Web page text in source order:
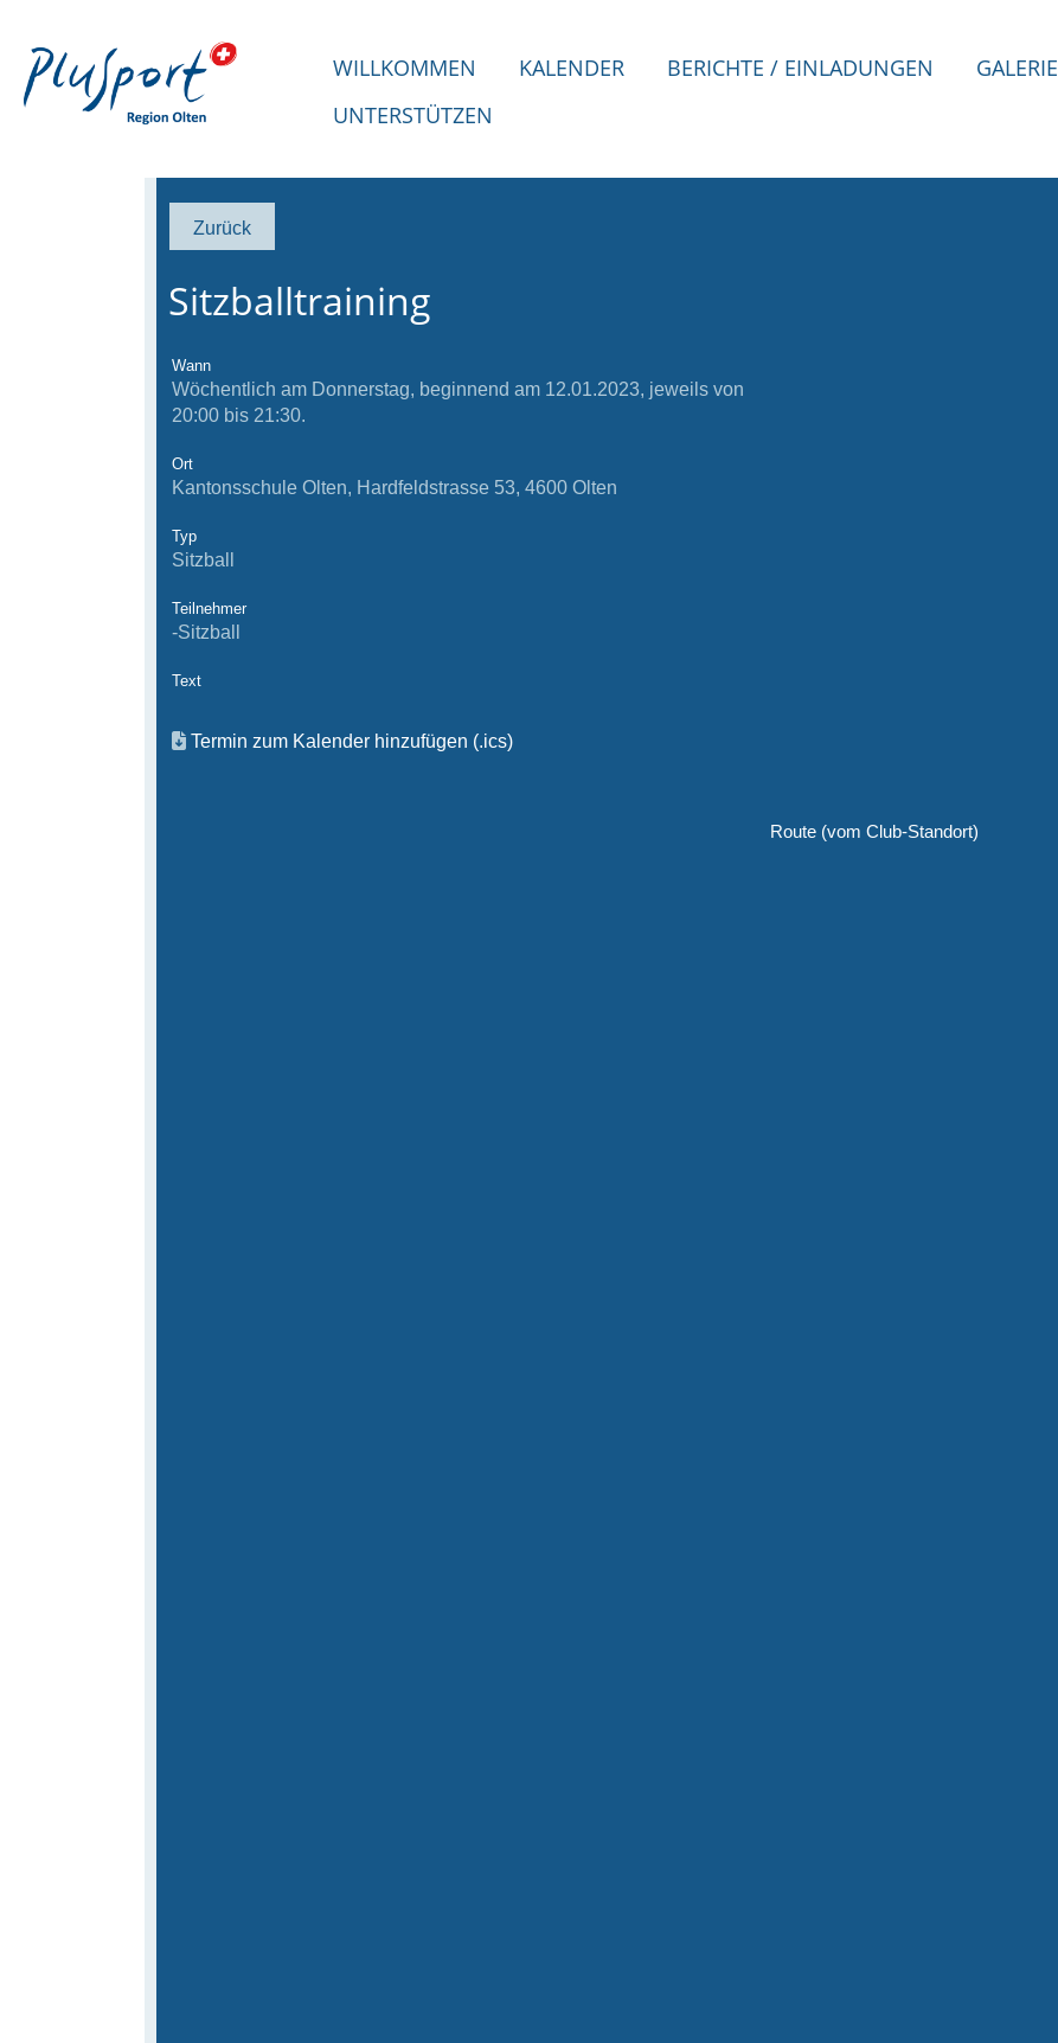
WILLKOMMEN KALENDER BERICHTE / EINLADUNGEN GALERIE
UNTERSTÜTZEN
Zurück
Sitzballtraining
Wann
Wöchentlich am Donnerstag, beginnend am 12.01.2023, jeweils von
20:00 bis 21:30.
Ort
Kantonsschule Olten, Hardfeldstrasse 53, 4600 Olten
Typ
Sitzball
Teilnehmer
-Sitzball
Text
Termin zum Kalender hinzufügen (.ics)
Route (vom Club-Standort)